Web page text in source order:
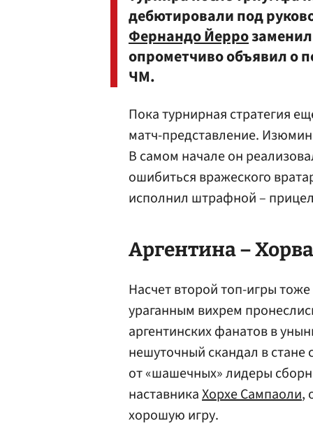
дебютировали под
Фернандо Йерро
опрометчиво объявил о
ЧМ.
Пока турнирная стратегия
матч-представление.
В самом начале он
ошибиться вражеского
исполнил штрафной –
Аргентина –
Насчет второй топ-игры
ураганным вихрем
аргентинских фанатов в
нешуточный скандал в
от «шашечных» лидеры
наставникаХорхе Сампаоли,
хорошую игру.